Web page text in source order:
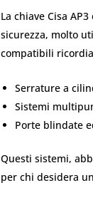
La chiave Cisa
sicurezza, molto
compatibili
Serrature a
Sistemi
Porte blindate
Questi sistemi,
per chi desidera